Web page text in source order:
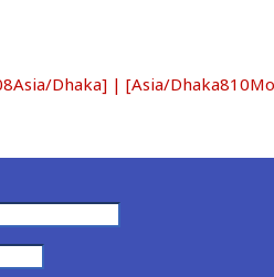
Dhaka] | [Asia/